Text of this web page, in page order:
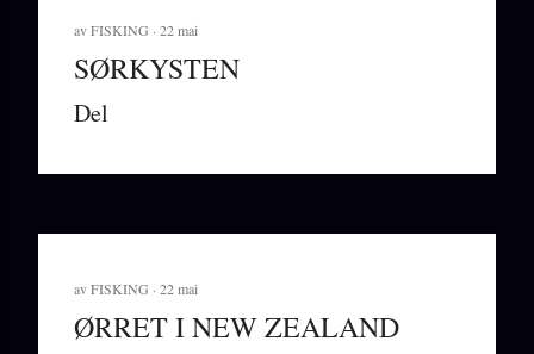
avFISKING 22 mai
SØRKYSTEN
Del
avFISKING 22 mai
ØRRET I NEW ZEALAND